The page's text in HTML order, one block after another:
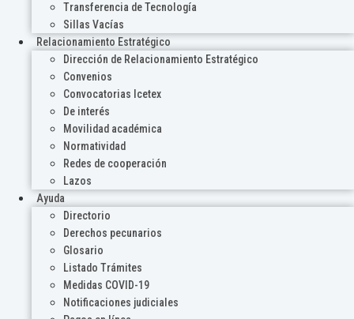
Transferencia de Tecnología
Sillas Vacías
Relacionamiento Estratégico
Dirección de Relacionamiento Estratégico
Convenios
Convocatorias Icetex
De interés
Movilidad académica
Normatividad
Redes de cooperación
Lazos
Ayuda
Directorio
Derechos pecunarios
Glosario
Listado Trámites
Medidas COVID-19
Notificaciones judiciales